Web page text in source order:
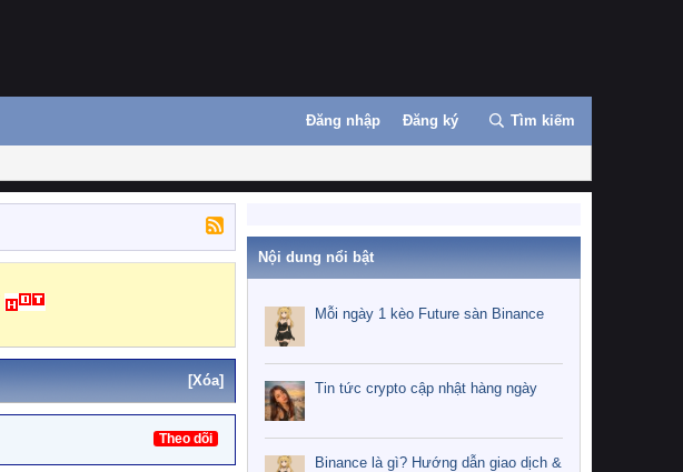
Đăng nhập Đăng ký Tìm kiếm
[Xóa]
Theo dõi
Nội dung nổi bật
Mỗi ngày 1 kèo Future sàn Binance
Tin tức crypto cập nhật hàng ngày
Binance là gì? Hướng dẫn giao dịch &